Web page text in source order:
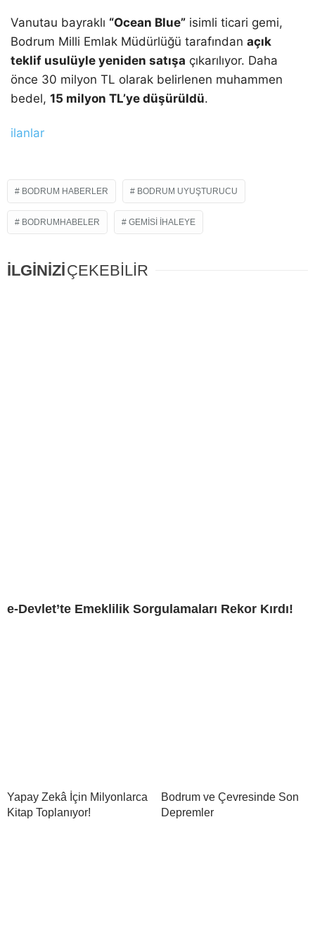
Vanutau bayraklı “Ocean Blue” isimli ticari gemi,
Bodrum Milli Emlak Müdürlüğü tarafından açık
teklif usulüyle yeniden satışa çıkarılıyor. Daha
önce 30 milyon TL olarak belirlenen muhammen
bedel, 15 milyon TL’ye düşürüldü.
ilanlar
BODRUM HABERLER BODRUM UYUŞTURUCU
BODRUMHABELER GEMISI İHALEYE
İLGİNİZİÇEKEBİLİR
e-Devlet’te Emeklilik Sorgulamaları Rekor Kırdı!
Yapay Zekâ İçin Milyonlarca
Kitap Toplanıyor!
Bodrum ve Çevresinde Son
Depremler